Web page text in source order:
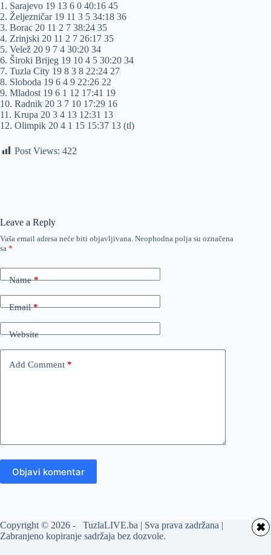
1. Sarajevo 19 13 6 0 40:16 45
2. Željezničar 19 11 3 5 34:18 36
3. Borac 20 11 2 7 38:24 35
4. Zrinjski 20 11 2 7 26:17 35
5. Velež 20 9 7 4 30:20 34
6. Široki Brijeg 19 10 4 5 30:20 34
7. Tuzla City 19 8 3 8 22:24 27
8. Sloboda 19 6 4 9 22:26 22
9. Mladost 19 6 1 12 17:41 19
10. Radnik 20 3 7 10 17:29 16
11. Krupa 20 3 4 13 12:31 13
12. Olimpik 20 4 1 15 15:37 13 (tl)
Post Views: 422
Leave a Reply
Vaša email adresa neće biti objavljivana. Neophodna polja su označena
sa *
Name*
Email*
Website
Add Comment *
Objavi komentar
Copyright © 2026 - TuzlaLIVE.ba | Sva prava zadržana |
Zabranjeno kopiranje sadržaja bez dozvole.
✖